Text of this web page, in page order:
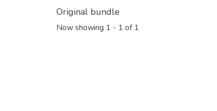
Original bundle
Now showing 1 - 1 of 1